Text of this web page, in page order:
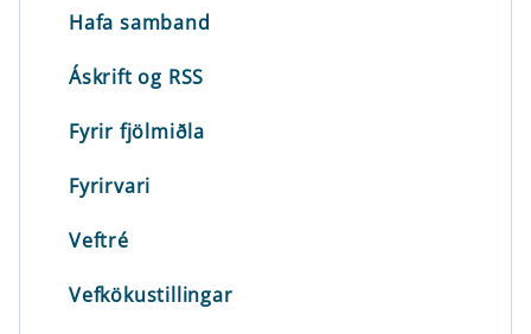
Hafa samband
Áskrift og RSS
Fyrir fjölmiðla
Fyrirvari
Veftré
Vefkökustillingar